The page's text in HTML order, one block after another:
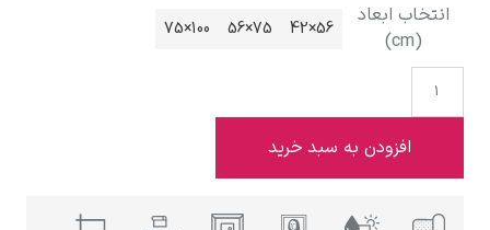
کامی پیسارو
ادوارد هاپر
ابعاد
56×42
75×56
100×75
افزودن به سبد خرید